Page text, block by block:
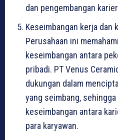
dan pengembangan
Keseimbangan kerja dan
Perusahaan ini
keseimbangan antara
pribadi. PT Venus
dukungan dalam
yang seimbang,
keseimbangan antara
para karyawan.